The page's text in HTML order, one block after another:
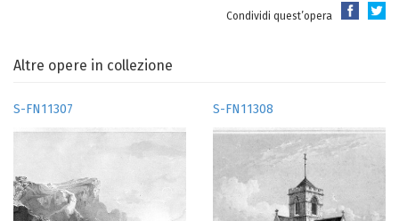
Condividi quest’opera
Altre opere in collezione
S-FN11307 S-FN11308